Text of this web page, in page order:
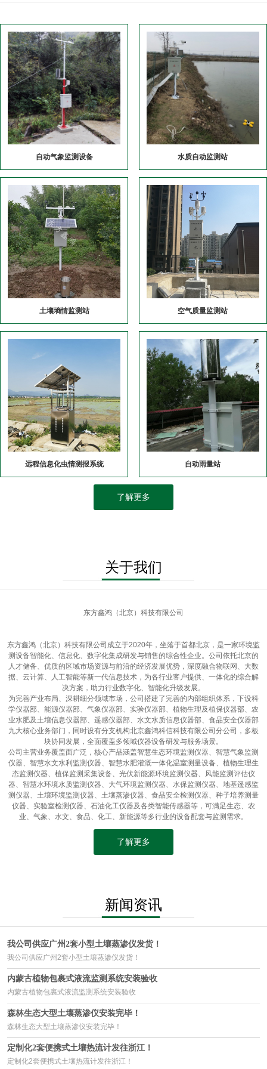
自动气象监测设备 水质自动监测站
土壤墒情监测站 空气质量监测站
远程信息化虫情测报系统 自动雨量站
了解更多
关于我们
东方鑫鸿（北京）科技有限公司
东方鑫鸿（北京）科技有限公司成立于2020年，坐落于首都北京，是一家环境监
测设备智能化、信息化、数字化集成研发与销售的综合性企业。公司依托北京的
人才储备、优质的区域市场资源与前沿的经济发展优势，深度融合物联网、大数
据、云计算、人工智能等新一代信息技术，为各行业客户提供、一体化的综合解
决方案，助力行业数字化、智能化升级发展。
为完善产业布局、深耕细分领域市场，公司搭建了完善的内部组织体系，下设科
学仪器部、能源仪器部、气象仪器部、实验仪器部、植物生理及植保仪器部、农
业水肥及土壤信息仪器部、遥感仪器部、水文水质信息仪器部、食品安全仪器部
九大核心业务部门，同时设有分支机构北京鑫鸿科信科技有限公司分公司，多板
块协同发展，全面覆盖多领域仪器设备研发与服务场景。
公司主营业务覆盖面广泛，核心产品涵盖智慧生态环境监测仪器、智慧气象监测
仪器、智慧水文水利监测仪器、智慧水肥灌溉一体化温室测量设备、植物生理生
态监测仪器、植保监测采集设备、光伏新能源环境监测仪器、风能监测评估仪
器、智慧水环境水质监测仪器、大气环境监测仪器、水保监测仪器、地基遥感监
测仪器、土壤环境监测仪器、土壤蒸渗仪器、食品安全检测仪器、种子培养测量
仪器、实验室检测仪器、石油化工仪器及各类智能传感器等，可满足生态、农
业、气象、水文、食品、化工、新能源等多行业的设备配套与监测需求。
了解更多
新闻资讯
我公司供应广州2套小型土壤蒸渗仪发货！
我公司供应广州2套小型土壤蒸渗仪发货！
内蒙古植物包裹式液流监测系统安装验收
内蒙古植物包裹式液流监测系统安装验收
森林生态大型土壤蒸渗仪安装完毕！
森林生态大型土壤蒸渗仪安装完毕！
定制化2套便携式土壤热流计发往浙江！
定制化2套便携式土壤热流计发往浙江！